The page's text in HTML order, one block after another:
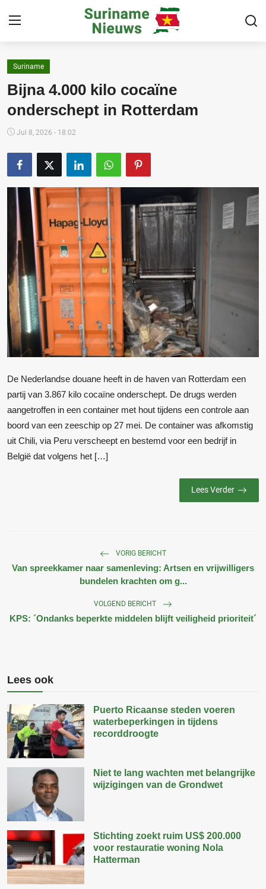
Home
Suriname
Buitenland
Sport
Cultuur & Media
Deals!
Over
Suriname
Bijna 4.000 kilo cocaïne
onderschept in Rotterdam
Jul 8, 2026 - 18:02
De Nederlandse douane heeft in de haven van Rotterdam een
partij van 3.867 kilo cocaïne onderschept. De drugs werden
aangetroffen in een container met hout tijdens een controle aan
boord van een zeeschip op 27 mei. De container was afkomstig
uit Chili, via Peru verscheept en bestemd voor een bedrijf in
België dat volgens het […]
Lees Verder
VORIG BERICHT
Van spreekkamer naar samenleving: Artsen en vrijwilligers
bundelen krachten om g...
VOLGEND BERICHT
KPS: ´Ondanks beperkte middelen blijft veiligheid prioriteit´
Lees ook
Puerto Ricaanse steden voeren
waterbeperkingen in tijdens
recorddroogte
Niet te lang wachten met belangrijke
wijzigingen van de Grondwet
Stichting zoekt ruim US$ 200.000
voor restauratie woning Nola
Hatterman